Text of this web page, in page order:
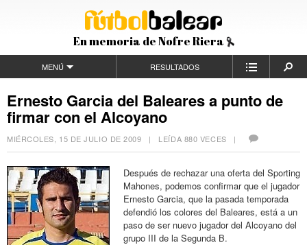
En memoria de Nofre Riera
MENÚ RESULTADOS
Ernesto Garcia del Baleares a punto de
firmar con el Alcoyano
MIÉRCOLES, 15 DE JULIO DE 2009 | LEÍDA 880 VECES |
Después de rechazar una oferta del Sporting
Mahones, podemos confirmar que el jugador
Ernesto Garcia, que la pasada temporada
defendió los colores del Baleares, está a un
paso de ser nuevo jugador del Alcoyano del
grupo III de la Segunda B.